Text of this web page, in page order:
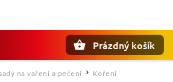
Prázdný košík
na vaření a pečení / Koření